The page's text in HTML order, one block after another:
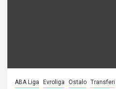
ABA Liga Evroliga Ostalo Transferi